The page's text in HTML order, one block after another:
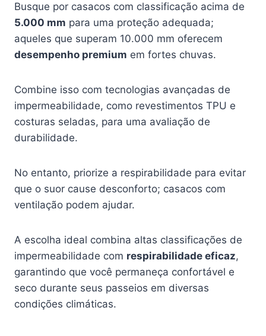
Busque por casacos com classificação acima de
5.000 mm para uma proteção adequada;
aqueles que superam 10.000 mm oferecem
desempenho premium em fortes chuvas.
Combine isso com tecnologias avançadas de
impermeabilidade, como revestimentos TPU e
costuras seladas, para uma avaliação de
durabilidade.
No entanto, priorize a respirabilidade para evitar
que o suor cause desconforto; casacos com
ventilação podem ajudar.
A escolha ideal combina altas classificações de
impermeabilidade com respirabilidade eficaz,
garantindo que você permaneça confortável e
seco durante seus passeios em diversas
condições climáticas.